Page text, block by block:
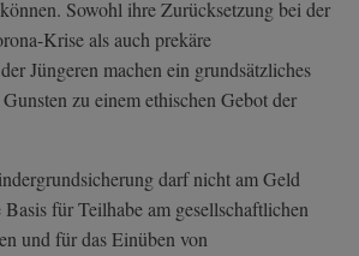
Sowohl ihre Zurücksetzung bei der
Krise als auch prekäre
Jüngeren machen ein grundsätzliches
zu einem ethischen Gebot der
darf nicht am Geld
für Teilhabe am gesellschaftlichen
und für das Einüben von